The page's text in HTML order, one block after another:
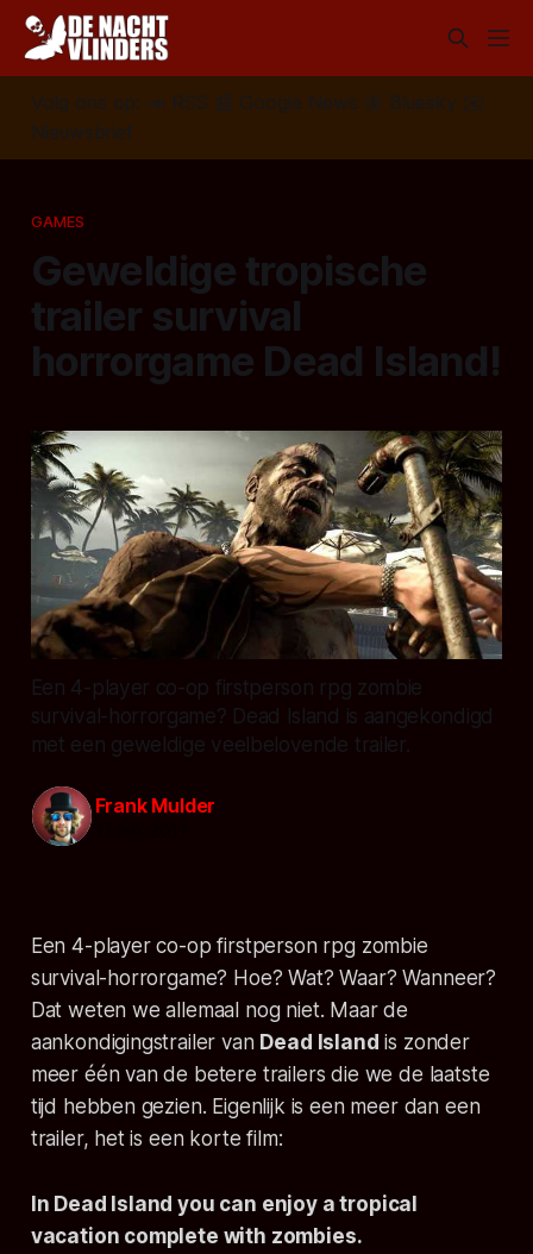
Volg ons op: 📣 RSS 📰 Google News 🦋 Bluesky
✉️
Nieuwsbrief
GAMES
Geweldige tropische
trailer survival
horrorgame Dead Island!
Een 4-player co-op firstperson rpg zombie
survival-horrorgame? Dead Island is aangekondigd
met een geweldige veelbelovende trailer.
Frank Mulder
Een 4-player co-op firstperson rpg zombie
survival-horrorgame? Hoe? Wat? Waar? Wanneer?
Dat weten we allemaal nog niet. Maar de
aankondigingstrailer van Dead Island is zonder
meer één van de betere trailers die we de laatste
tijd hebben gezien. Eigenlijk is een meer dan een
trailer, het is een korte film:
In Dead Island you can enjoy a tropical
vacation complete with zombies.